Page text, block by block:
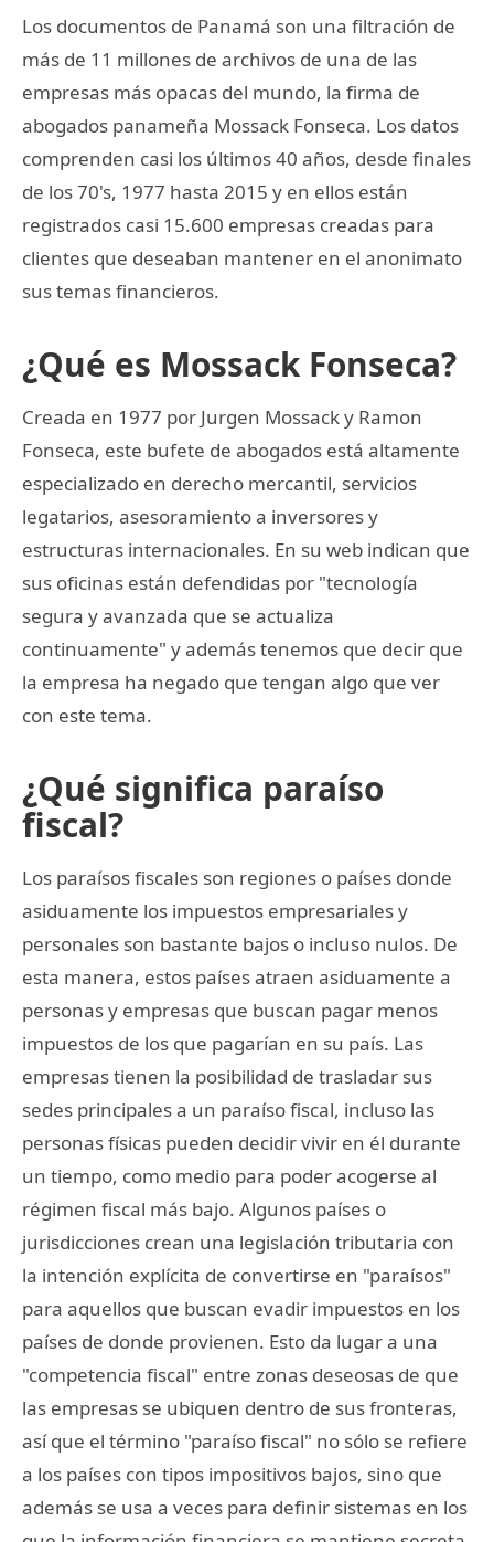
Los documentos de Panamá son una filtración de
más de 11 millones de archivos de una de las
empresas más opacas del mundo, la firma de
abogados panameña Mossack Fonseca. Los datos
comprenden casi los últimos 40 años, desde finales
de los 70's, 1977 hasta 2015 y en ellos están
registrados casi 15.600 empresas creadas para
clientes que deseaban mantener en el anonimato
sus temas financieros.
¿Qué es Mossack Fonseca?
Creada en 1977 por Jurgen Mossack y Ramon
Fonseca, este bufete de abogados está altamente
especializado en derecho mercantil, servicios
legatarios, asesoramiento a inversores y
estructuras internacionales. En su web indican que
sus oficinas están defendidas por "tecnología
segura y avanzada que se actualiza
continuamente" y además tenemos que decir que
la empresa ha negado que tengan algo que ver
con este tema.
¿Qué significa paraíso
fiscal?
Los paraísos fiscales son regiones o países donde
asiduamente los impuestos empresariales y
personales son bastante bajos o incluso nulos. De
esta manera, estos países atraen asiduamente a
personas y empresas que buscan pagar menos
impuestos de los que pagarían en su país. Las
empresas tienen la posibilidad de trasladar sus
sedes principales a un paraíso fiscal, incluso las
personas físicas pueden decidir vivir en él durante
un tiempo, como medio para poder acogerse al
régimen fiscal más bajo. Algunos países o
jurisdicciones crean una legislación tributaria con
la intención explícita de convertirse en "paraísos"
para aquellos que buscan evadir impuestos en los
países de donde provienen. Esto da lugar a una
"competencia fiscal" entre zonas deseosas de que
las empresas se ubiquen dentro de sus fronteras,
así que el término "paraíso fiscal" no sólo se refiere
a los países con tipos impositivos bajos, sino que
además se usa a veces para definir sistemas en los